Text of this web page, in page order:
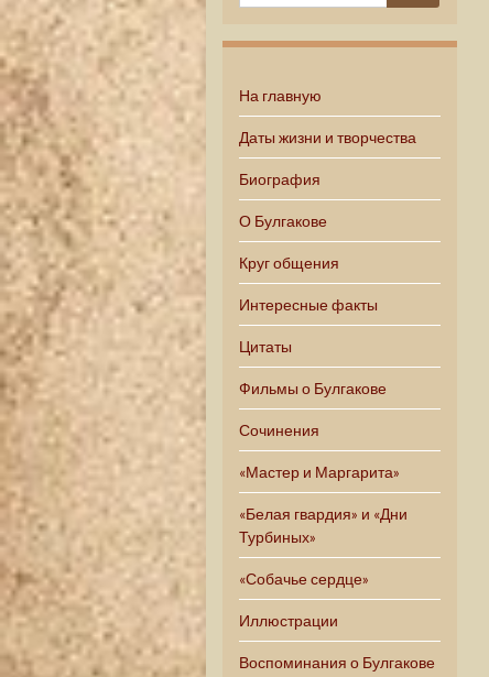
На главную
Даты жизни и творчества
Биография
О Булгакове
Круг общения
Интересные факты
Цитаты
Фильмы о Булгакове
Сочинения
«Мастер и Маргарита»
«Белая гвардия» и «Дни
Турбиных»
«Собачье сердце»
Иллюстрации
Воспоминания о Булгакове